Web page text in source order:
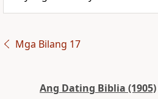
Mga Bilang 17
Ang Dating Biblia (1905)